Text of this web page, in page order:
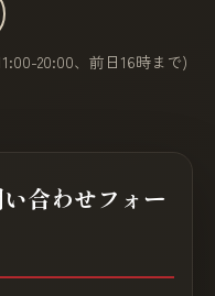
20:00、前日16時まで)
合わせフォー